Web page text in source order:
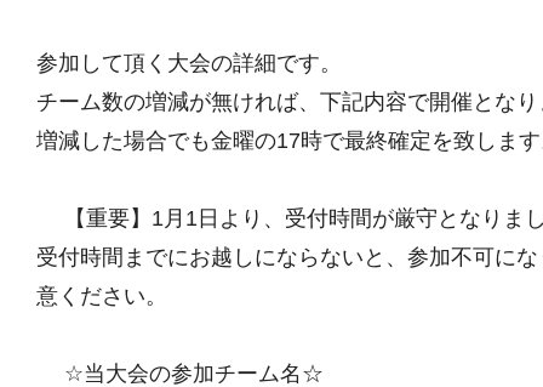
参加して頂く大会の詳細です。
チーム数の増減が無ければ、下記内容で開催とな
増減した場合でも金曜の17時で最終確定を致しま
【重要】1月1日より、受付時間が厳守となり
受付時間までにお越しにならないと、参加不可に
意ください。
☆当大会の参加チーム名☆